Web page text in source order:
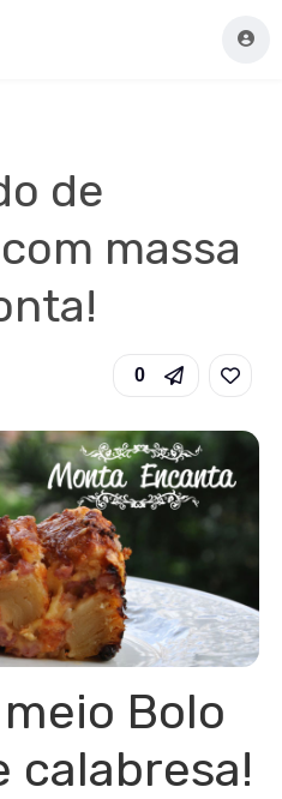
de
massa
0
Bolo
calabresa!